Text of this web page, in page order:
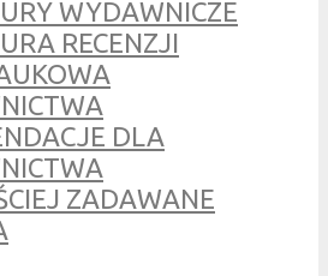
WYDAWNICZE
RECENZJI
DLA
ZADAWANE